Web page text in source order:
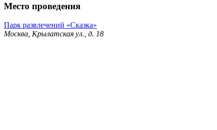
Место проведения
Парк развлечений «Сказка»
Москва, Крылатская ул., д. 18